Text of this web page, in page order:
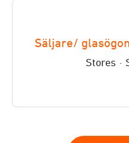
Säljare/
Stores ·